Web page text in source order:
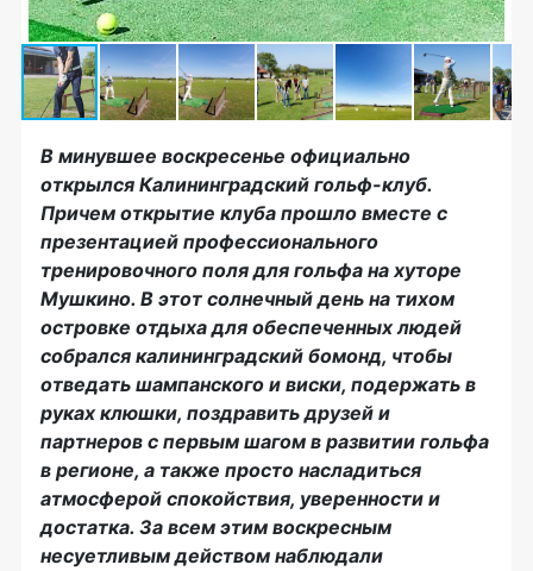
В минувшее воскресенье официально
открылся Калининградский гольф-клуб.
Причем открытие клуба прошло вместе с
презентацией профессионального
тренировочного поля для гольфа на хуторе
Мушкино. В этот солнечный день на тихом
островке отдыха для обеспеченных людей
собрался калининградский бомонд, чтобы
отведать шампанского и виски, подержать в
руках клюшки, поздравить друзей и
партнеров с первым шагом в развитии гольфа
в регионе, а также просто насладиться
атмосферой спокойствия, уверенности и
достатка. За всем этим воскресным
несуетливым действом наблюдали